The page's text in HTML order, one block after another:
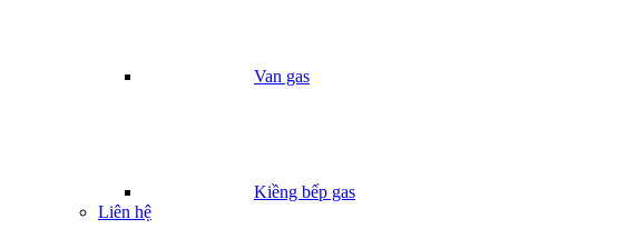
Van gas
Kiềng bếp gas
Liên hệ